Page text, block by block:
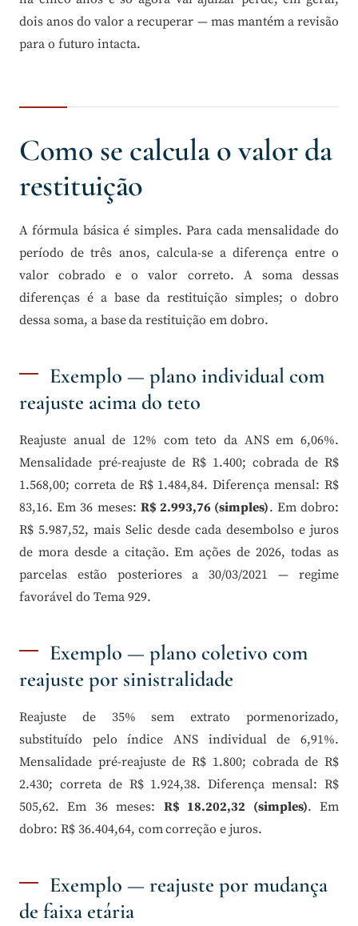
dois anos do valor a recuperar — mas mantém a revisão
para o futuro intacta.
Como se calcula o valor da
restituição
A fórmula básica é simples. Para cada mensalidade do
período de três anos, calcula-se a diferença entre o
valor cobrado e o valor correto. A soma dessas
diferenças é a base da restituição simples; o dobro
dessa soma, a base da restituição em dobro.
Exemplo — plano individual com
reajuste acima do teto
Reajuste anual de 12% com teto da ANS em 6,06%.
Mensalidade pré-reajuste de R$ 1.400; cobrada de R$
1.568,00; correta de R$ 1.484,84. Diferença mensal: R$
83,16. Em 36 meses: R$ 2.993,76 (simples). Em dobro:
R$ 5.987,52, mais Selic desde cada desembolso e juros
de mora desde a citação. Em ações de 2026, todas as
parcelas estão posteriores a 30/03/2021 — regime
favorável do Tema 929.
Exemplo — plano coletivo com
reajuste por sinistralidade
Reajuste de 35% sem extrato pormenorizado,
substituído pelo índice ANS individual de 6,91%.
Mensalidade pré-reajuste de R$ 1.800; cobrada de R$
2.430; correta de R$ 1.924,38. Diferença mensal: R$
505,62. Em 36 meses: R$ 18.202,32 (simples). Em
dobro: R$ 36.404,64, com correção e juros.
Exemplo — reajuste por mudança
de faixa etária